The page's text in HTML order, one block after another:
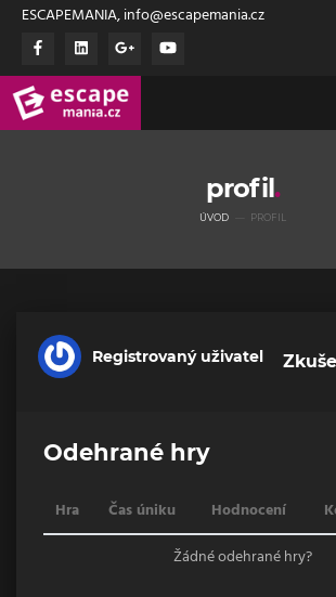
ESCAPEMANIA, info@escapemania.cz
profil
ÚVOD PROFIL
Registrovaný uživatel
Odehrané hry
Hra Čas úniku Hodnocení
Žádné odehrané hry?